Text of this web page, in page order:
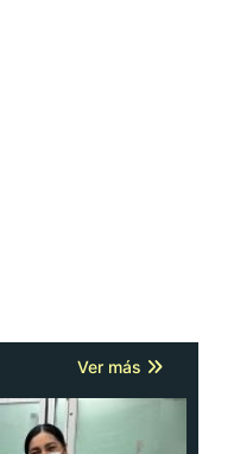
Ver más